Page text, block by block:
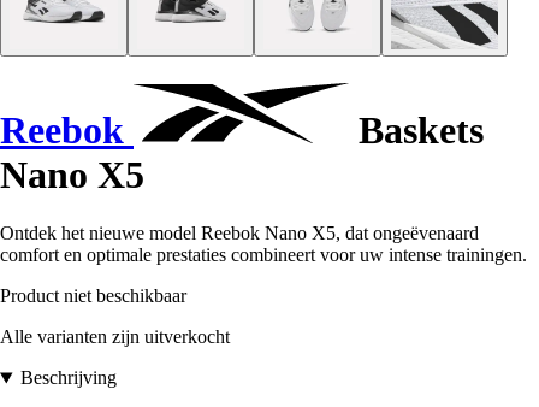
Reebok
Baskets
Nano X5
Ontdek het nieuwe model Reebok Nano X5, dat ongeëvenaard
comfort en optimale prestaties combineert voor uw intense trainingen.
Product niet beschikbaar
Alle varianten zijn uitverkocht
Beschrijving